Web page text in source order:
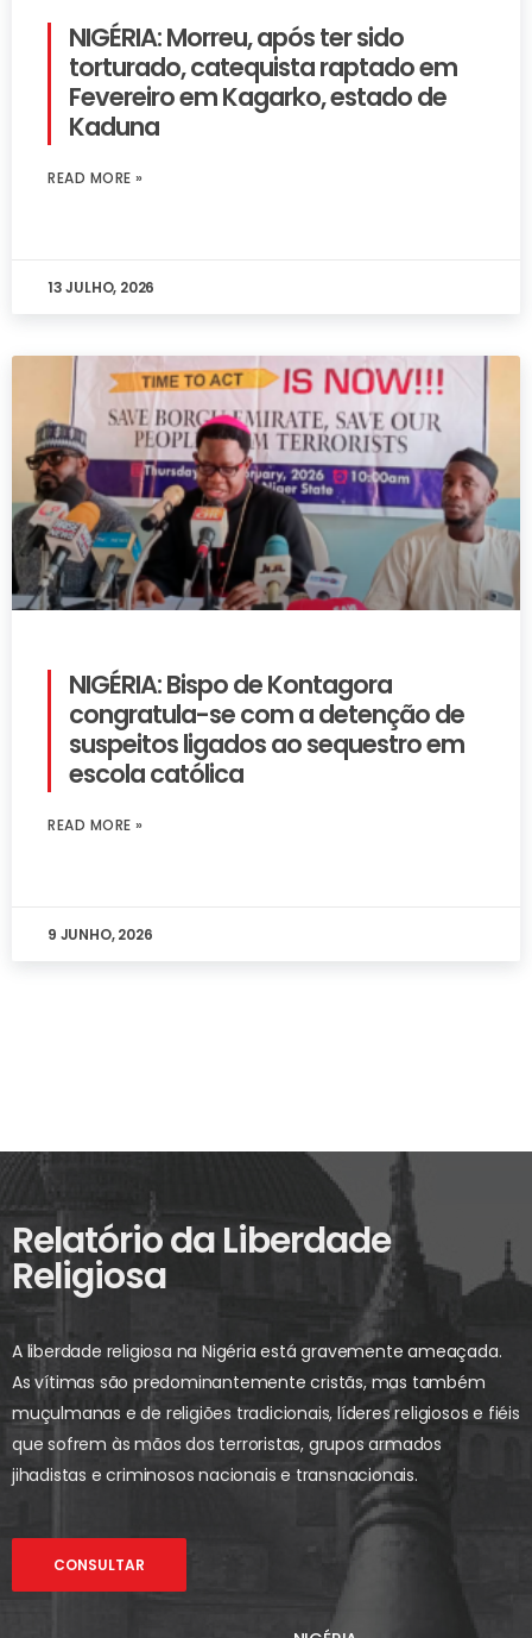
NIGÉRIA: Morreu, após ter sido
torturado, catequista raptado em
Fevereiro em Kagarko, estado de
Kaduna
READ MORE »
13 JULHO, 2026
NIGÉRIA: Bispo de Kontagora
congratula-se com a detenção de
suspeitos ligados ao sequestro em
escola católica
READ MORE »
9 JUNHO, 2026
Relatório da Liberdade
Religiosa
A liberdade religiosa na Nigéria está gravemente ameaçada.
As vítimas são predominantemente cristãs, mas também
muçulmanas e de religiões tradicionais, líderes religiosos e fiéis
que sofrem às mãos dos terroristas, grupos armados
jihadistas e criminosos nacionais e transnacionais.
CONSULTAR